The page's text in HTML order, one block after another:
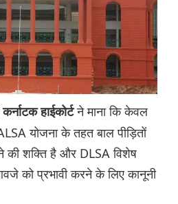
कर्नाटक हाईकोर्टने माना कि केवल
योजना के तहत बाल पीड़ितों
की शक्ति है और DLSA विशेष
को प्रभावी करने के लिए कानूनी